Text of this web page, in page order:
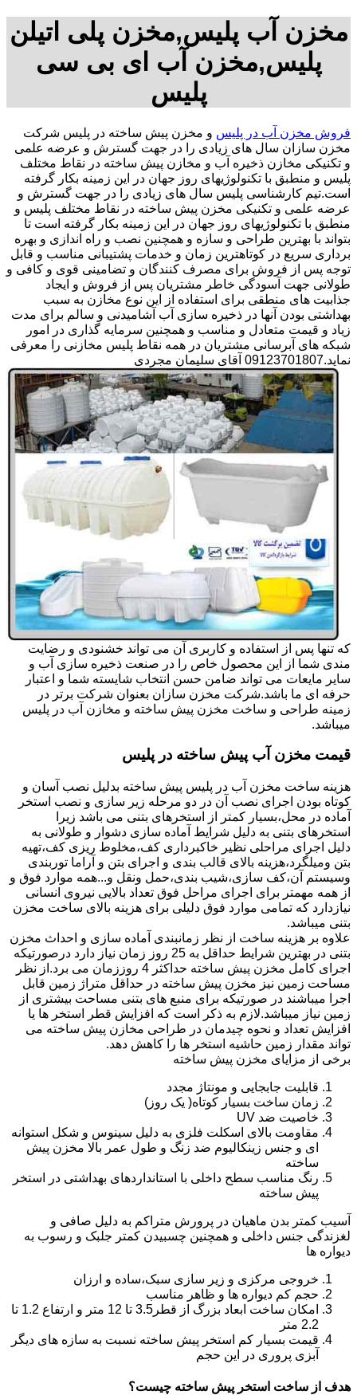
مخزن آب پلیس,مخزن پلی اتیلن
پلیس,مخزن آب ای بی سی
پلیس
فروش مخزن آب در پلیس و مخزن پیش ساخته در پلیس شرکت
مخزن سازان سال های زیادی را در جهت گسترش و عرضه علمی
و تکنیکی مخازن ذخیره آب و مخازن پیش ساخته در نقاط مختلف
پلیس و منطبق با تکنولوژیهای روز جهان در این زمینه بکار گرفته
است.تیم کارشناسی پلیس سال های زیادی را در جهت گسترش و
عرضه علمی و تکنیکی مخزن پیش ساخته در نقاط مختلف پلیس و
منطبق با تکنولوژیهای روز جهان در این زمینه بکار گرفته است تا
بتواند با بهترین طراحی و سازه و همچنین نصب و راه اندازی و بهره
برداری سریع در کوتاهترین زمان و خدمات پشتیبانی مناسب و قابل
توجه پس از فروش برای مصرف کنندگان و تضامینی قوی و کافی و
طولانی جهت آسودگی خاطر مشتریان پس از فروش و ایجاد
جذابیت های منطقی برای استفاده از این نوع مخازن به سبب
بهداشتی بودن آنها در ذخیره سازی آب آشامیدنی و سالم برای مدت
زیاد و قیمت متعادل و مناسب و همچنین سرمایه گذاری در امور
شبکه های آبرسانی مشتریان در همه نقاط پلیس مخازنی را معرفی
نماید.09123701807 آقای سلیمان مجردی
که تنها پس از استفاده و کاربری آن می تواند خشنودی و رضایت
مندی شما از این محصول خاص را در صنعت ذخیره سازی آب و
سایر مایعات می تواند ضامن حسن انتخاب شایسته شما و اعتبار
حرفه ای ما باشد.شرکت مخزن سازان بعنوان شرکت برتر در
زمینه طراحی و ساخت مخزن پیش ساخته و مخازن آب در پلیس
میباشد.
قیمت مخزن آب پیش ساخته در پلیس
هزینه ساخت مخزن آب در پلیس پیش ساخته بدلیل نصب آسان و
کوتاه بودن اجرای نصب آن در دو مرحله زیر سازی و نصب استخر
آماده در محل،بسیار کمتر از استخرهای بتنی می باشد زیرا
استخرهای بتنی به دلیل شرایط آماده سازی دشوار و طولانی به
دلیل اجرای مراحلی نظیر خاکبرداری کف،مخلوط ریزی کف،تهیه
بتن ومیلگرد،هزینه بالای قالب بندی و اجرای بتن و آراما توربندی
وسیستم آن،کف سازی،شیب بندی،حمل ونقل و...همه موارد فوق و
از همه مهمتر برای اجرای مراحل فوق تعداد بالایی نیروی انسانی
نیازدارد که تمامی موارد فوق دلیلی برای هزینه بالای ساخت مخزن
بتنی میباشد.
علاوه بر هزینه ساخت از نظر زمانبندی آماده سازی و احداث مخزن
بتنی در بهترین شرایط حداقل به 25 روز زمان نیاز دارد درصورتیکه
اجرای کامل مخزن پیش ساخته حداکثر 4 روززمان می برد.از نظر
مساحت زمین نیز مخزن پیش ساخته در حداقل متراژ زمین قابل
اجرا میباشند در صورتیکه برای منبع های بتنی مساحت بیشتری از
زمین نیاز میباشد.لازم به ذکر است که افزایش قطر استخر ها یا
افزایش تعداد و نحوه چیدمان در طراحی مخازن پیش ساخته می
تواند مقدار زمین حاشیه استخر ها را کاهش دهد.
برخی از مزایای مخزن پیش ساخته
قابلیت جابجایی و مونتاژ مجدد
زمان ساخت بسیار کوتاه( یک روز)
خاصیت ضد UV
مقاومت بالای اسکلت فلزی به دلیل سینوس و شکل استوانه
ای و جنس زینکالیوم ضد زنگ و طول عمر بالا مخزن پیش
ساخته
رنگ مناسب سطح داخلی با استانداردهای بهداشتی در استخر
پیش ساخته
آسیب کمتر بدن ماهیان در پرورش متراکم به دلیل صافی و
لغزندگی جنس داخلی و همچنین چسبیدن کمتر جلبک و رسوب به
دیواره ها
خروجی مرکزی و زیر سازی سبک،ساده و ارزان
حجم کم دیواره ها و ظاهر مناسب
امکان ساخت ابعاد بزرگ از قطر3.5 تا 12 متر و ارتفاع 1.2 تا
2.2 متر
قیمت بسیار کم استخر پیش ساخته نسبت به سازه های دیگر
آبزی پروری در این حجم
هدف از ساخت استخر پیش ساخته چیست؟